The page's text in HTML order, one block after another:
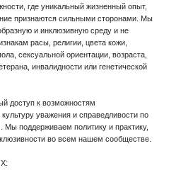
где уникальный жизненный опыт,
признаются сильными сторонами. Мы
и инклюзивную среду и не
расы, религии, цвета кожи,
сексуальной ориентации, возраста,
инвалидности или генетической
доступ к возможностям
уважения и справедливости по
поддерживаем политику и практику,
во всем нашем сообществе.